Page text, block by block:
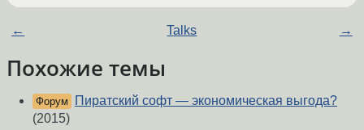
← Talks →
Похожие темы
Форум
Пиратский софт — экономическая выгода?
(2015)